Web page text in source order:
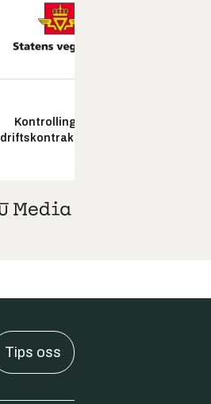
Kontrollingeniør
driftskontrakt elektro
Tips oss